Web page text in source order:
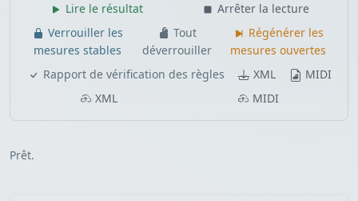
Lire le résultat
Arrêter la lecture
Verrouiller les
mesures stables
Tout
déverrouiller
Régénérer les
mesures ouvertes
Rapport de vérification des règles
XML
MIDI
XML
MIDI
Prêt.